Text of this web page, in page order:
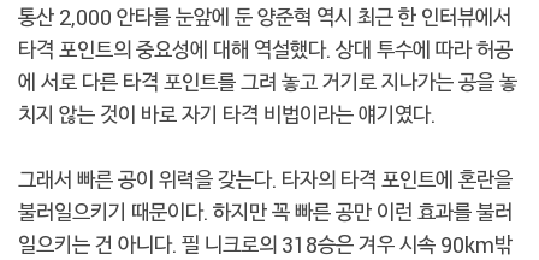
통산 2,000 안타를 눈앞에 둔 양준혁 역시 최근 한 인터뷰에서
타격 포인트의 중요성에 대해 역설했다. 상대 투수에 따라 허공
에 서로 다른 타격 포인트를 그려 놓고 거기로 지나가는 공을 놓
치지 않는 것이 바로 자기 타격 비법이라는 얘기였다.
그래서 빠른 공이 위력을 갖는다. 타자의 타격 포인트에 혼란을
불러일으키기 때문이다. 하지만 꼭 빠른 공만 이런 효과를 불러
일으키는 건 아니다. 필 니크로의 318승은 겨우 시속 90km밖